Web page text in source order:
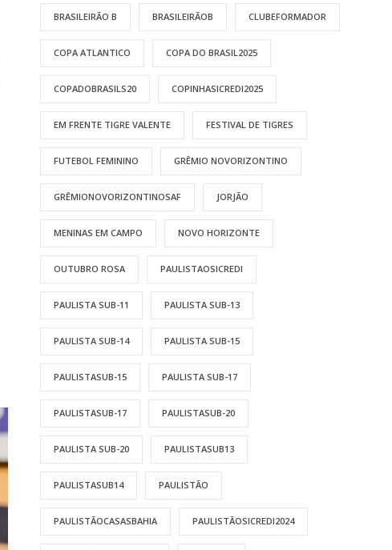
BRASILEIRÃO B BRASILEIRÃOB CLUBEFORMADOR
COPA ATLANTICO COPA DO BRASIL2025
COPADOBRASILS20 COPINHASICREDI2025
EM FRENTE TIGRE VALENTE FESTIVAL DE TIGRES
FUTEBOL FEMININO GRÊMIO NOVORIZONTINO
GRÊMIONOVORIZONTINOSAF JORJÃO
MENINAS EM CAMPO NOVO HORIZONTE
OUTUBRO ROSA PAULISTAOSICREDI
PAULISTA SUB-11 PAULISTA SUB-13
PAULISTA SUB-14 PAULISTA SUB-15
PAULISTASUB-15 PAULISTA SUB-17
PAULISTASUB-17 PAULISTASUB-20
PAULISTA SUB-20 PAULISTASUB13
PAULISTASUB14 PAULISTÃO
PAULISTÃOCASASBAHIA PAULISTÃOSICREDI2024